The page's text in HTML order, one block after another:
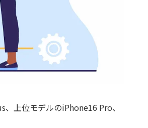
上位モデルのiPhone16 Pro、